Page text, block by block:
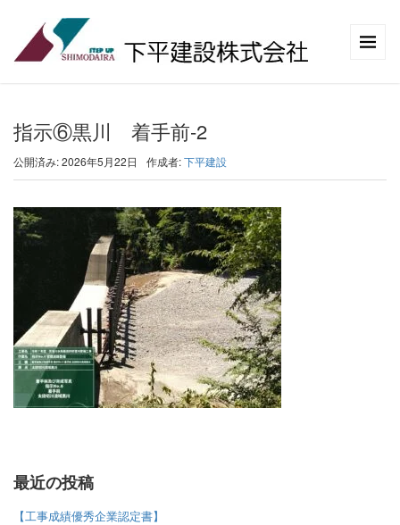
指示⑥黒川 着手前-2
公開済み: 2026年5月22日 作成者:下平建設
最近の投稿
【工事成績優秀企業認定書】